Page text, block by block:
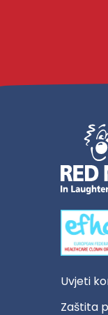
Uvjeti
Zaštita